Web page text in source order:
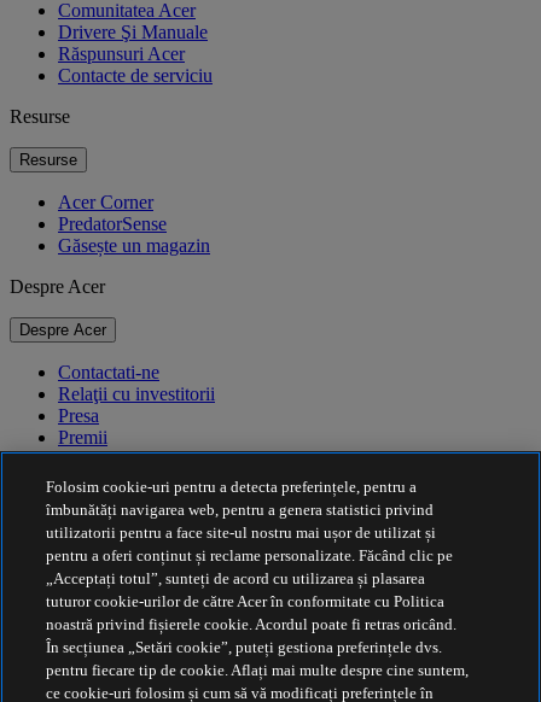
Comunitatea Acer
Drivere Şi Manuale
Răspunsuri Acer
Contacte de serviciu
Resurse
Resurse
Acer Corner
PredatorSense
Găsește un magazin
Despre Acer
Despre Acer
Contactati-ne
Relaţii cu investitorii
Presa
Premii
Evenimente
Durabilitate
Durabilitate
Responsabilitate socială a corporației
Amprenta de carbon a produselor
Project Humanity
Earthion
Politica de Confidenţialitate
Folosim cookie-uri pentru a detecta preferințele, pentru a
îmbunătăți navigarea web, pentru a genera statistici privind
utilizatorii pentru a face site-ul nostru mai ușor de utilizat și
pentru a oferi conținut și reclame personalizate. Făcând clic pe
„Acceptați totul”, sunteți de acord cu utilizarea și plasarea
tuturor cookie-urilor de către Acer în conformitate cu Politica
noastră privind fișierele cookie. Acordul poate fi retras oricând.
În secțiunea „Setări cookie”, puteți gestiona preferințele dvs.
pentru fiecare tip de cookie. Aflați mai multe despre cine suntem,
ce cookie-uri folosim și cum să vă modificați preferințele în